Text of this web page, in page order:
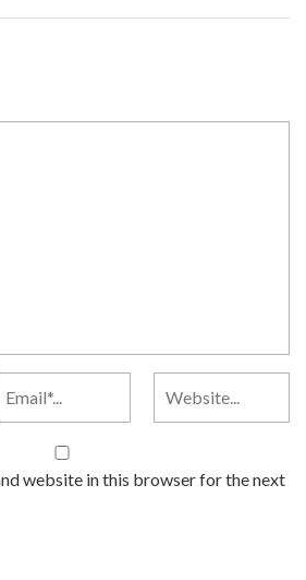
website in this browser for the next